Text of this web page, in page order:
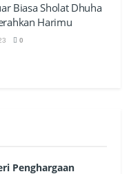
Biasa Sholat Dhuha
Harimu
0
Penghargaan